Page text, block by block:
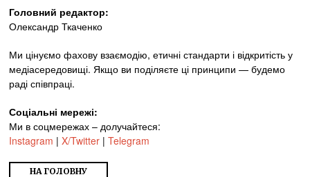
Головний редактор:
Олександр Ткаченко
Ми цінуємо фахову взаємодію, етичні стандарти і відкритість у
медіасередовищі. Якщо ви поділяєте ці принципи — будемо
раді співпраці.
Соціальні мережі:
Ми в соцмережах – долучайтеся:
Instagram |X/Twitter |Telegram
НА ГОЛОВНУ